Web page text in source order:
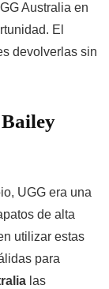
Australia en
El
devolverlas sin
UGG era una
de alta
utilizar estas
para
las